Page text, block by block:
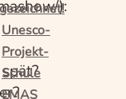
Unesco-
Projekt-
Schule
EMAS
):